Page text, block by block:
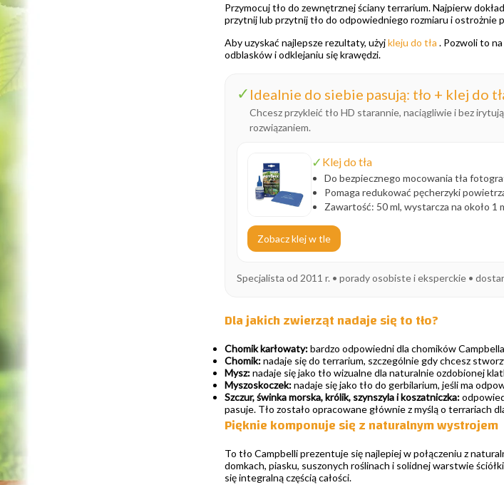
Przymocuj tło do zewnętrznej ściany terrarium. Najpierw
przytnij lub przytnij tło do odpowiedniego rozmiaru i ostrożnie
Aby uzyskać najlepsze rezultaty, użyjkleju do tła . Pozwoli to
odblasków i odklejaniu się krawędzi.
✓ Idealnie do siebie pasują: tło + klej do
Chcesz przykleić tło HD starannie, naciągliwie i bez
rozwiązaniem.
✓ Klej do tła
Do bezpiecznego mocowania tła
Pomaga redukować pęcherzyki
Zawartość: 50 ml, wystarcza na około 1
Zobacz klej w tle
Specjalista od 2011 r. • porady osobiste i eksperckie •
Dla jakich zwierząt nadaje się to tło?
Chomik karłowaty:bardzo odpowiedni dla chomików
Chomik:nadaje się do terrarium, szczególnie gdy chcesz
Mysz:nadaje się jako tło wizualne dla naturalnie ozdobionej
Myszoskoczek:nadaje się jako tło do gerbilarium, jeśli ma
Szczur, świnka morska, królik, szynszyla i koszatniczka:
pasuje. Tło zostało opracowane głównie z myślą o terrariach
Pięknie komponuje się z naturalnym wystrojem
To tło Campbelli prezentuje się najlepiej w połączeniu z
domkach, piasku, suszonych roślinach i solidnej warstwie
się integralną częścią całości.